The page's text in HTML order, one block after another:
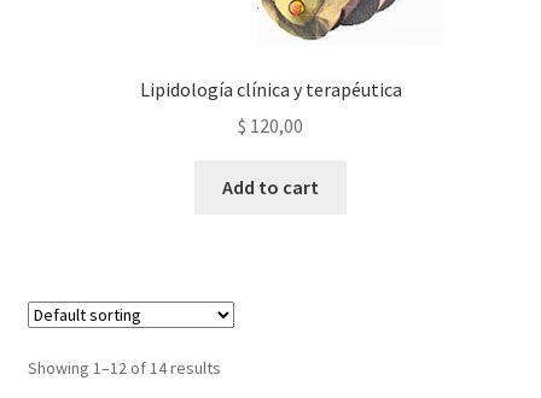
Lipidología clínica y terapéutica
$ 120,00
Add to cart
Showing 1–12 of 14 results